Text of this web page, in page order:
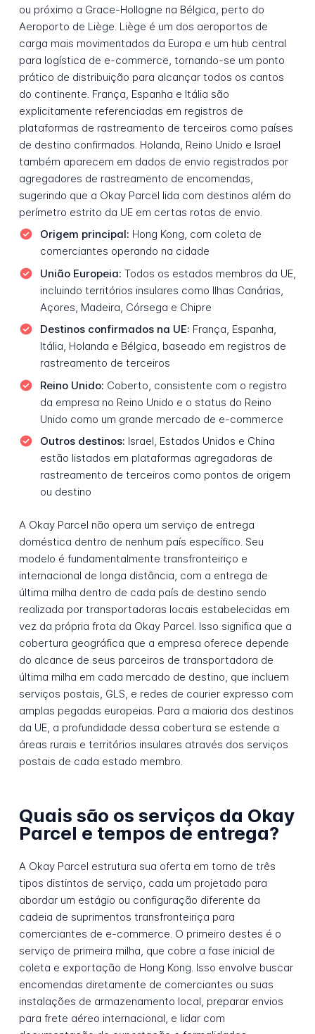
ou próximo a Grace-Hollogne na Bélgica, perto do
Aeroporto de Liège. Liège é um dos aeroportos de
carga mais movimentados da Europa e um hub central
para logística de e-commerce, tornando-se um ponto
prático de distribuição para alcançar todos os cantos
do continente. França, Espanha e Itália são
explicitamente referenciadas em registros de
plataformas de rastreamento de terceiros como países
de destino confirmados. Holanda, Reino Unido e Israel
também aparecem em dados de envio registrados por
agregadores de rastreamento de encomendas,
sugerindo que a Okay Parcel lida com destinos além do
perímetro estrito da UE em certas rotas de envio.
Origem principal: Hong Kong, com coleta de
comerciantes operando na cidade
União Europeia: Todos os estados membros da UE,
incluindo territórios insulares como Ilhas Canárias,
Açores, Madeira, Córsega e Chipre
Destinos confirmados na UE: França, Espanha,
Itália, Holanda e Bélgica, baseado em registros de
rastreamento de terceiros
Reino Unido: Coberto, consistente com o registro
da empresa no Reino Unido e o status do Reino
Unido como um grande mercado de e-commerce
Outros destinos: Israel, Estados Unidos e China
estão listados em plataformas agregadoras de
rastreamento de terceiros como pontos de origem
ou destino
A Okay Parcel não opera um serviço de entrega
doméstica dentro de nenhum país específico. Seu
modelo é fundamentalmente transfronteiriço e
internacional de longa distância, com a entrega de
última milha dentro de cada país de destino sendo
realizada por transportadoras locais estabelecidas em
vez da própria frota da Okay Parcel. Isso significa que a
cobertura geográfica que a empresa oferece depende
do alcance de seus parceiros de transportadora de
última milha em cada mercado de destino, que incluem
serviços postais, GLS, e redes de courier expresso com
amplas pegadas europeias. Para a maioria dos destinos
da UE, a profundidade dessa cobertura se estende a
áreas rurais e territórios insulares através dos serviços
postais de cada estado membro.
Quais são os serviços da Okay
Parcel e tempos de entrega?
A Okay Parcel estrutura sua oferta em torno de três
tipos distintos de serviço, cada um projetado para
abordar um estágio ou configuração diferente da
cadeia de suprimentos transfronteiriça para
comerciantes de e-commerce. O primeiro destes é o
serviço de primeira milha, que cobre a fase inicial de
coleta e exportação de Hong Kong. Isso envolve buscar
encomendas diretamente de comerciantes ou suas
instalações de armazenamento local, preparar envios
para frete aéreo internacional, e lidar com